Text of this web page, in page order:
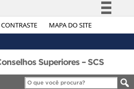
CONTRASTE MAPA DO SITE
Simplifique!
Acesso à informação
Legislação
Superiores – SCS